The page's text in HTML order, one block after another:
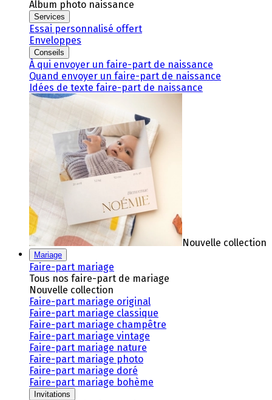
Album photo naissance
Services
Essai personnalisé offert
Enveloppes
Conseils
À qui envoyer un faire-part de naissance
Quand envoyer un faire-part de naissance
Idées de texte faire-part de naissance
Nouvelle collection
Mariage
Faire-part mariage
Tous nos faire-part de mariage
Nouvelle collection
Faire-part mariage original
Faire-part mariage classique
Faire-part mariage champêtre
Faire-part mariage vintage
Faire-part mariage nature
Faire-part mariage photo
Faire-part mariage doré
Faire-part mariage bohème
Invitations